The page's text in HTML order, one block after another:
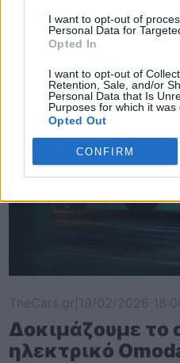
I want to opt-out of
Personal Data for
Opted In
I want to opt-out of
Retention, Sale, and/or
Personal Data that Is
Purposes for which it was
Opted Out
CONFIRM
Δοκιμάζουμε το
ηλεκτρικό